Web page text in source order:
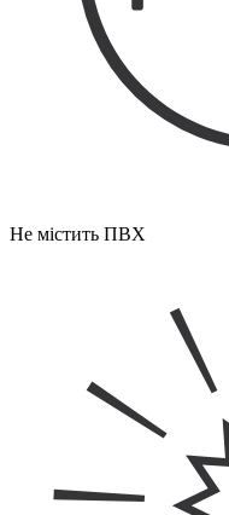
Не містить ПВХ